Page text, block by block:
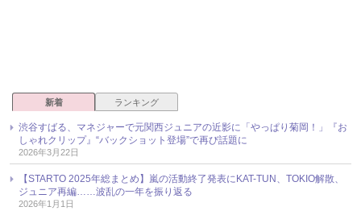
新着 ランキング
渋谷すばる、マネジャーで元関西ジュニアの近影に「やっぱり菊岡！」『お
しゃれクリップ』“バックショット登場”で再び話題に
2026年3月22日
【STARTO 2025年総まとめ】嵐の活動終了発表にKAT-TUN、TOKIO解散、
ジュニア再編……波乱の一年を振り返る
2026年1月1日